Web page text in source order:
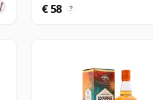
€ 58 ?